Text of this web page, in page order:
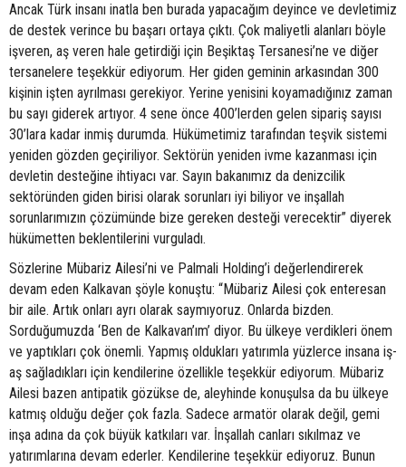
Ancak Türk insanı inatla ben burada yapacağım deyince ve devletimiz
de destek verince bu başarı ortaya çıktı. Çok maliyetli alanları böyle
işveren, aş veren hale getirdiği için Beşiktaş Tersanesi’ne ve diğer
tersanelere teşekkür ediyorum. Her giden geminin arkasından 300
kişinin işten ayrılması gerekiyor. Yerine yenisini koyamadığınız zaman
bu sayı giderek artıyor. 4 sene önce 400’lerden gelen sipariş sayısı
30’lara kadar inmiş durumda. Hükümetimiz tarafından teşvik sistemi
yeniden gözden geçiriliyor. Sektörün yeniden ivme kazanması için
devletin desteğine ihtiyacı var. Sayın bakanımız da denizcilik
sektöründen giden birisi olarak sorunları iyi biliyor ve inşallah
sorunlarımızın çözümünde bize gereken desteği verecektir” diyerek
hükümetten beklentilerini vurguladı.
Sözlerine Mübariz Ailesi’ni ve Palmali Holding’i değerlendirerek
devam eden Kalkavan şöyle konuştu: “Mübariz Ailesi çok enteresan
bir aile. Artık onları ayrı olarak saymıyoruz. Onlarda bizden.
Sorduğumuzda ‘Ben de Kalkavan’ım’ diyor. Bu ülkeye verdikleri önem
ve yaptıkları çok önemli. Yapmış oldukları yatırımla yüzlerce insana iş-
aş sağladıkları için kendilerine özellikle teşekkür ediyorum. Mübariz
Ailesi bazen antipatik gözükse de, aleyhinde konuşulsa da bu ülkeye
katmış olduğu değer çok fazla. Sadece armatör olarak değil, gemi
inşa adına da çok büyük katkıları var. İnşallah canları sıkılmaz ve
yatırımlarına devam ederler. Kendilerine teşekkür ediyoruz. Bunun